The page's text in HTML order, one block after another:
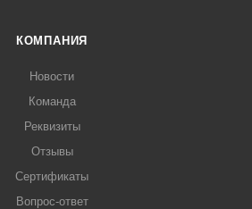
КОМПАНИЯ
Новости
Команда
Реквизиты
Отзывы
Сертификаты
Вопрос-ответ